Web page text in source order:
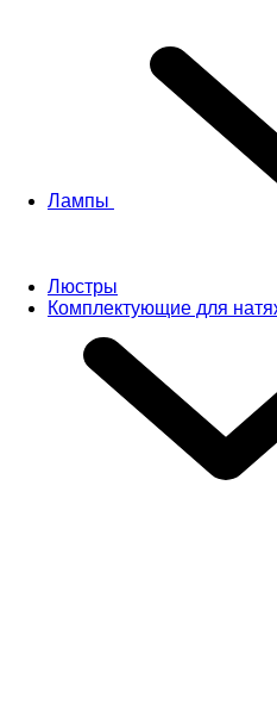
Лампы
Люстры
Комплектующие для